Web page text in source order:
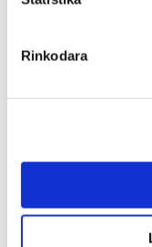
Rinkodara
NAUJIENA YRA